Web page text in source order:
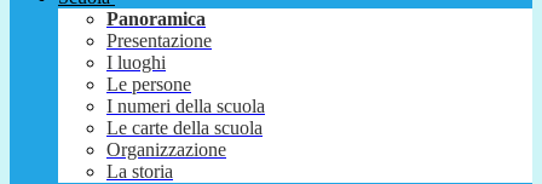
Panoramica
Presentazione
I luoghi
Le persone
I numeri della scuola
Le carte della scuola
Organizzazione
La storia